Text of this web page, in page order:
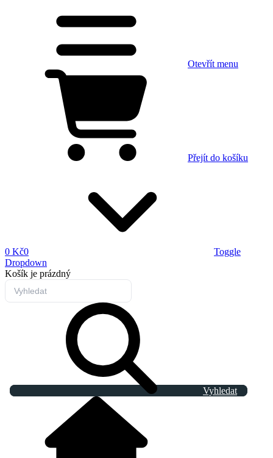
Otevřít menu
Přejít do košíku
0 Kč0
Toggle
Dropdown
Košík je prázdný
Vyhledat